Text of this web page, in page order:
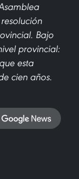
Bajo
provincial:
esta
cien años.